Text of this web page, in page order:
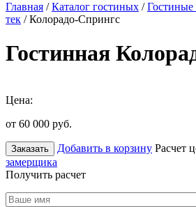
Главная /Каталог гостиных /Гостиные
тек / Колорадо-Спрингс
Гостинная
Цена:
от 60 000 руб.
Заказать Добавить в корзину Расчет
замерщика
Получить расчет